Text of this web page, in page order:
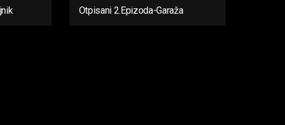
Otpisani 2.Epizoda-Garaža